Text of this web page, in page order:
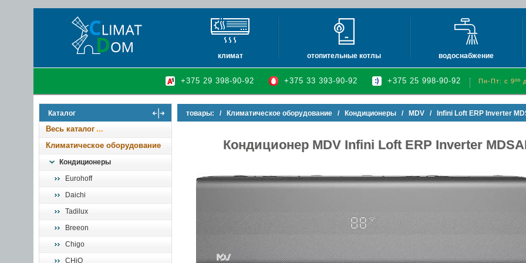
климат
кондиционеры
очистители и увлажнители воздуха
осушители воздуха
отопительные котлы
электрические котлы
газовые настенные котлы (атмо)
газовые настенные котлы (турбо)
газовые напольные котлы
водоснабжение
водонагреватели
водонагреватели газовые
бойлеры косвенного
насосы
+375 29 398-90-92 +375 33 393-90-92 +375 25 998-90-92 Пн-Пт: с 9ºº
Каталог
Весь каталог
Климатическое оборудование
Кондиционеры
Eurohoff
Daichi
Tadilux
Breeon
Chigo
CHiQ
товары: / Климатическое оборудование / Кондиционеры / MDV / Infini Loft ERP Inverter
Кондиционер MDV Infini Loft ERP Inverter